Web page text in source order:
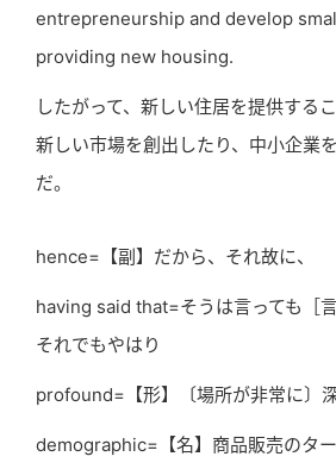
entrepreneurship and develop
providing new housing.
したがって、新しい住居を提供する
新しい市場を創出したり、中小企業
だ。
hence=【副】だから、それ故に、
having said that=そうは言っても［言
それでもやはり
profound=【形】〔場所が非常に〕
demographic=【名】商品販売のタ